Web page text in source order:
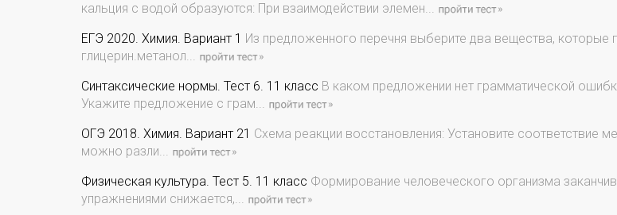
кальция с водой образуются: При взаимодействии элемен...
ЕГЭ 2020. Химия. Вариант 1 Из предложенного перечня выберите два вещества,
глицерин.метанол...
Синтаксические нормы. Тест 6. 11 класс В каком предложении нет грамматической
Укажите предложение с грам...
ОГЭ 2018. Химия. Вариант 21 Схема реакции восстановления: Установите
можно разли...
Физическая культура. Тест 5. 11 класс Формирование человеческого организма
упражнениями снижается,...